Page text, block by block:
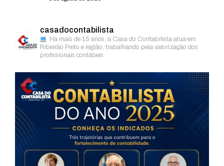
casadocontabilista
Há mais de 15 anos, a Casa do Contabilista atua em
Ribeirão Preto e região, trabalhando pela valorização dos
profissionais contábeis